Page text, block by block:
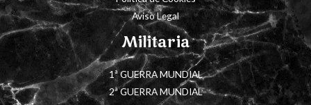
Aviso Legal
Militaria
1ª GUERRA MUNDIAL
2ª GUERRA MUNDIAL